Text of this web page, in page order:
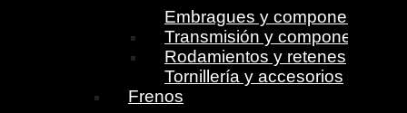
Embragues y componentes
Transmisión y componentes
Rodamientos y retenes
Tornillería y accesorios
Frenos